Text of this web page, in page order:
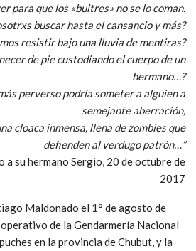
para que los «buitres» no se lo coman.
buscar hasta el cansancio y más?
resistir bajo una lluvia de mentiras?
de pie custodiando el cuerpo de un
hermano…?
perverso podría someter a alguien a
semejante aberración,
cloaca inmensa, llena de zombies que
defienden al verdugo patrón…”
a su hermano Sergio, 20 de octubre de
2017
Maldonado el 1° de agosto de
de la Gendarmería Nacional
en la provincia de Chubut, y la